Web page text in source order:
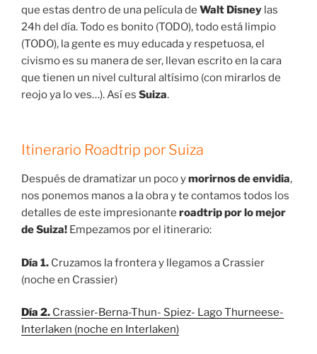
que estas dentro de una película de Walt Disney las
24h del día. Todo es bonito (TODO), todo está limpio
(TODO), la gente es muy educada y respetuosa, el
civismo es su manera de ser, llevan escrito en la cara
que tienen un nivel cultural altísimo (con mirarlos de
reojo ya lo ves…). Así es Suiza.
Itinerario Roadtrip por Suiza
Después de dramatizar un poco ymorirnos de envidia,
nos ponemos manos a la obra y te contamos todos los
detalles de este impresionante roadtrip por lo mejor
de Suiza! Empezamos por el itinerario:
Día 1. Cruzamos la frontera y llegamos a Crassier
(noche en Crassier)
Día 2. Crassier-Berna-Thun- Spiez- Lago Thurneese-
Interlaken (noche en Interlaken)